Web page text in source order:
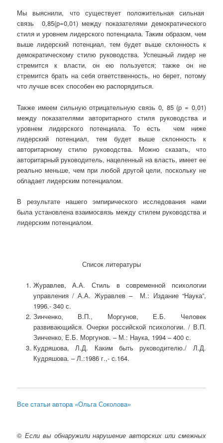
Мы выяснили, что существует положительная сильная
связь 0,85(р=0,01) между показателями демократического
стиля и уровнем лидерского потенциала. Таким образом, чем
выше лидерский потенциал, тем будет выше склонность к
демократическому стилю руководства. Успешный лидер не
стремится к власти, он ею пользуется; также он не
стремится брать на себя ответственность, но берет, потому
что лучше всех способен ею распорядиться.
Также имеем сильную отрицательную связь 0, 85 (р = 0,01)
между показателями авторитарного стиля руководства и
уровнем лидерского потенциала. То есть чем ниже
лидерский потенциал, тем будет выше склонность к
авторитарному стилю руководства. Можно сказать, что
авторитарный руководитель, нацеленный на власть, имеет ее
реально меньше, чем при любой другой цели, поскольку не
обладает лидерским потенциалом.
В результате нашего эмпирического исследования нами
была установлена взаимосвязь между стилем руководства и
лидерским потенциалом.
Список литературы
Журавлев, А.А. Стиль в современной психологии
управления / А.А. Журавлев – М.: Издание “Наука”,
1996.- 340 с.
Зинченко, В.П., Моргунов, Е.Б. Человек
развивающийся. Очерки российской психологии. / В.П.
Зинченко, Е.Б. Моргунов. – М.: Наука, 1994 – 400 с.
Кудряшова, Л.Д. Каким быть руководителю./ Л.Д.
Кудряшова. – Л.:1986 г.,- с.164.
Все статьи автора «Ольга Соколова»
© Если вы обнаружили нарушение авторских или смежных